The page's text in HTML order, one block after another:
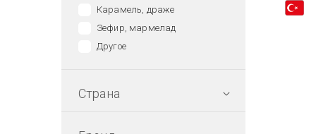
Карамель, драже
Зефир, мармелад
Другое
Страна